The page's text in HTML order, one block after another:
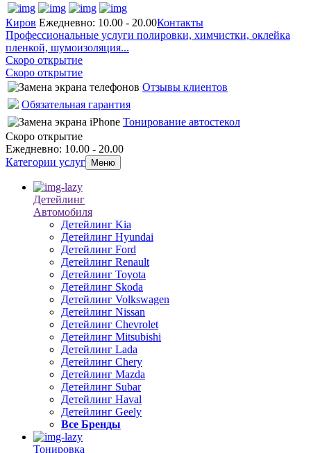
Киров Ежедневно: 10.00 - 20.00Контакты
Профессиональные услуги полировки, химчистки, оклейка
пленкой, шумоизоляция...
Скоро открытие
Скоро открытие
Отзывы клиентов
Обязательная гарантия
Тонирование автостекол
Скоро открытие
Ежедневно: 10.00 - 20.00
Категории услуг
Меню
Детейлинг
Автомобиля
Детейлинг Kia
Детейлинг Hyundai
Детейлинг Ford
Детейлинг Renault
Детейлинг Toyota
Детейлинг Skoda
Детейлинг Volkswagen
Детейлинг Nissan
Детейлинг Chevrolet
Детейлинг Mitsubishi
Детейлинг Lada
Детейлинг Chery
Детейлинг Mazda
Детейлинг Subar
Детейлинг Haval
Детейлинг Geely
Все Бренды
Тонировка